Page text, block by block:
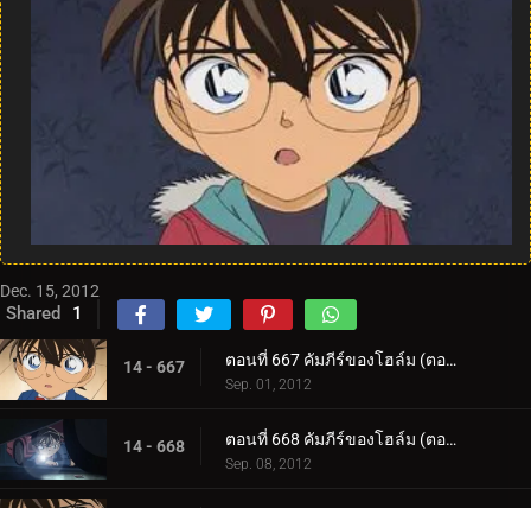
Dec. 15, 2012
Shared 1
14 - 667 ตอนที่ 667 คัมภีร์ของโฮล์ม (ตอน 1)
Sep. 01, 2012
14 - 668 ตอนที่ 668 คัมภีร์ของโฮล์ม (ตอน 2)
Sep. 08, 2012